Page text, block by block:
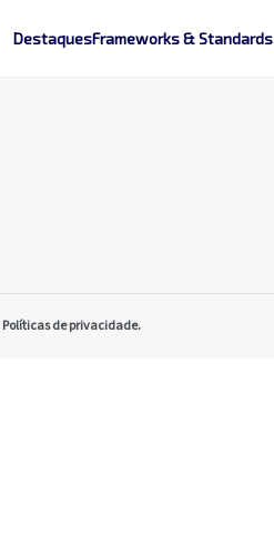
DestaquesFrameworks & Standards
Políticas de privacidade.